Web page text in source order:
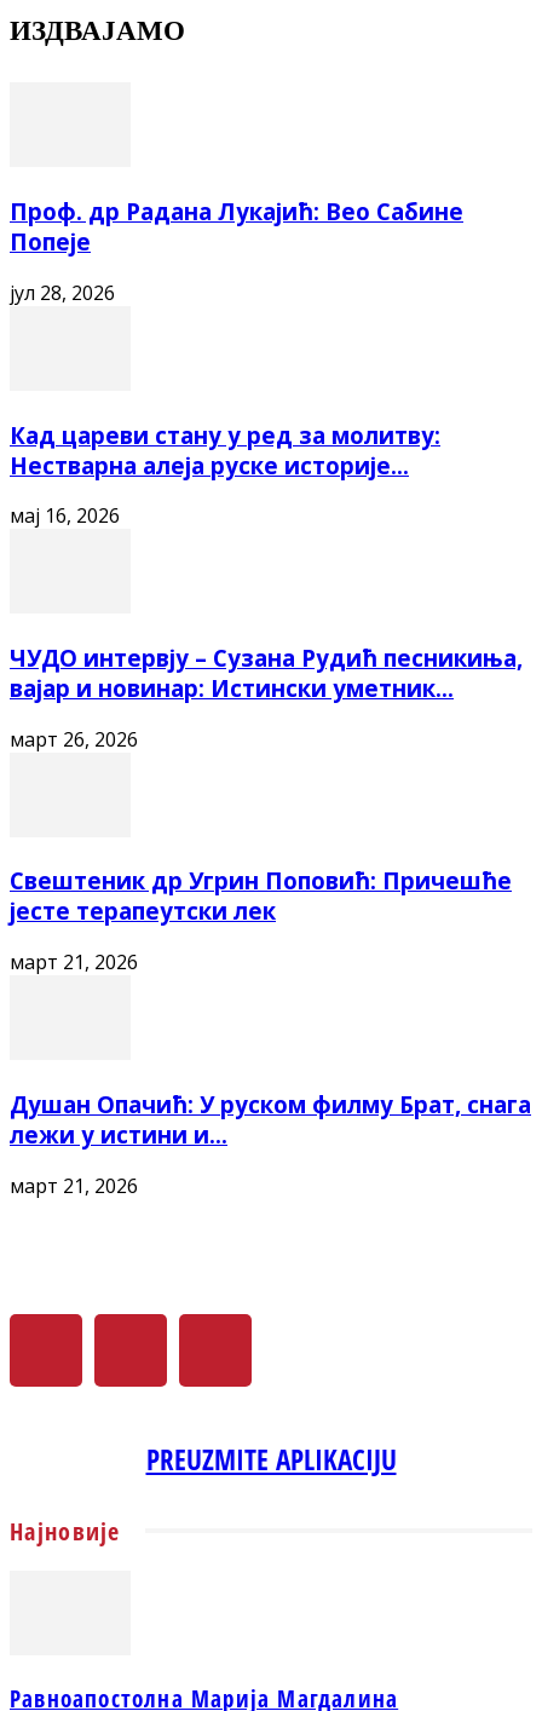
ИЗДВАЈАМО
Проф. др Радана Лукајић: Вео Сабине
Попеје
јул 28, 2026
Кад цареви стану у ред за молитву:
Нестварна алеја руске историје...
мај 16, 2026
ЧУДО интервју – Сузана Рудић песникиња,
вајар и новинар: Истински уметник...
март 26, 2026
Свештеник др Угрин Поповић: Причешће
јесте терапеутски лек
март 21, 2026
Душан Опачић: У руском филму Брат, снага
лежи у истини и...
март 21, 2026
PREUZMITE APLIKACIJU
Најновије
Равноапостолна Марија Магдалина